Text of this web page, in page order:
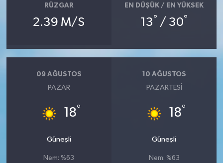
RÜZGAR
2.39 M/S
EN DÜŞÜK / EN YÜKSEK
13° / 30°
09 AĞUSTOS
PAZAR
18°
Güneşli
Nem: %63
10 AĞUSTOS
PAZARTESI
18°
Güneşli
Nem: %63